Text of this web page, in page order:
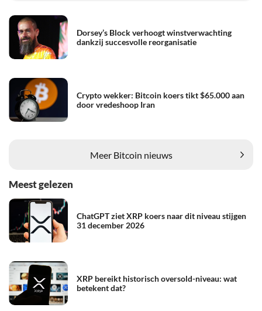
Dorsey’s Block verhoogt winstverwachting
dankzij succesvolle reorganisatie
Crypto wekker: Bitcoin koers tikt $65.000 aan
door vredeshoop Iran
Meer Bitcoin nieuws
Meest gelezen
ChatGPT ziet XRP koers naar dit niveau stijgen
31 december 2026
XRP bereikt historisch oversold-niveau: wat
betekent dat?